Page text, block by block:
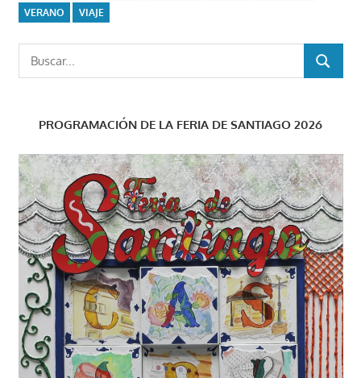
VERANO
VIAJE
Buscar:
BUSCAR
PROGRAMACIÓN DE LA FERIA DE SANTIAGO 2026